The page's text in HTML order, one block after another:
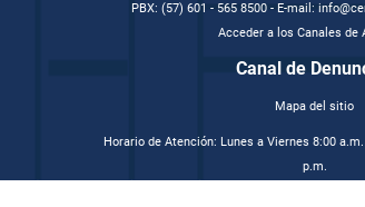
PBX: (57) 601 - 565 8500 - E-mail:
Acceder a los Canales de
Canal de
Mapa del sitio
Horario de Atención: Lunes a Viernes 8:00
p.m.